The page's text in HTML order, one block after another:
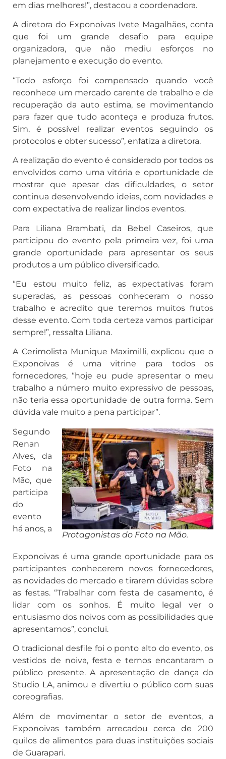
em dias melhores!”, destacou a coordenadora.
A diretora do Exponoivas Ivete Magalhães, conta
que foi um grande desafio para equipe
organizadora, que não mediu esforços no
planejamento e execução do evento.
“Todo esforço foi compensado quando você
reconhece um mercado carente de trabalho e de
recuperação da auto estima, se movimentando
para fazer que tudo aconteça e produza frutos.
Sim, é possível realizar eventos seguindo os
protocolos e obter sucesso”, enfatiza a diretora.
A realização do evento é considerado por todos os
envolvidos como uma vitória e oportunidade de
mostrar que apesar das dificuldades, o setor
continua desenvolvendo ideias, com novidades e
com expectativa de realizar lindos eventos.
Para Liliana Brambati, da Bebel Caseiros, que
participou do evento pela primeira vez, foi uma
grande oportunidade para apresentar os seus
produtos a um público diversificado.
“Eu estou muito feliz, as expectativas foram
superadas, as pessoas conheceram o nosso
trabalho e acredito que teremos muitos frutos
desse evento. Com toda certeza vamos participar
sempre!”, ressalta Liliana.
A Cerimolista Munique Maximilli, explicou que o
Exponoivas é uma vitrine para todos os
fornecedores, “hoje eu pude apresentar o meu
trabalho a número muito expressivo de pessoas,
não teria essa oportunidade de outra forma. Sem
dúvida vale muito a pena participar”.
Protagonistas do Foto na Mão.
Segundo
Renan
Alves, da
Foto na
Mão, que
participa
do
evento
há anos, a
Exponoivas é uma grande oportunidade para os
participantes conhecerem novos fornecedores,
as novidades do mercado e tirarem dúvidas sobre
as festas. “Trabalhar com festa de casamento, é
lidar com os sonhos. É muito legal ver o
entusiasmo dos noivos com as possibilidades que
apresentamos”, conclui.
O tradicional desfile foi o ponto alto do evento, os
vestidos de noiva, festa e ternos encantaram o
público presente. A apresentação de dança do
Studio LA, animou e divertiu o público com suas
coreografias.
Além de movimentar o setor de eventos, a
Exponoivas também arrecadou cerca de 200
quilos de alimentos para duas instituições sociais
de Guarapari.